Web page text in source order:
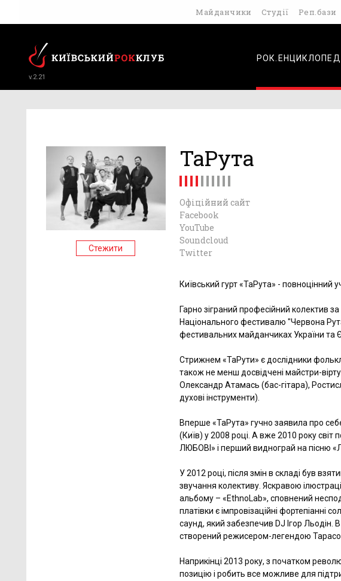
Майданчики Студії Реп.бази
v.2.21
Стежити
ТаРута
Офіційний сайт
Facebook
YouTube
Soundcloud
Twitter
Київський гурт «ТаРута» - повноцінний
Гарно зіграний професійний колектив за
Національного фестивалю "Червона
фестивальних майданчиках України та
Стрижнем «ТаРути» є дослідники
також не менш досвідчені майстри-
Олександр Атамась (бас-гітара),
духові інструменти).
Вперше «ТаРута» гучно заявила про
(Київ) у 2008 році. А вже 2010 року світ
ЛЮБОВІ» і перший виднограй на пісню
У 2012 році, після змін в складі був
звучання колективу. Яскравою
альбому – «EthnoLab», сповнений
платівки є імпровізаційні фортепіанні
саунд, який забезпечив DJ Ігор Льодін.
створений режисером-легендою
Наприкінці 2013 року, з початком
позицію і робить все можливе для